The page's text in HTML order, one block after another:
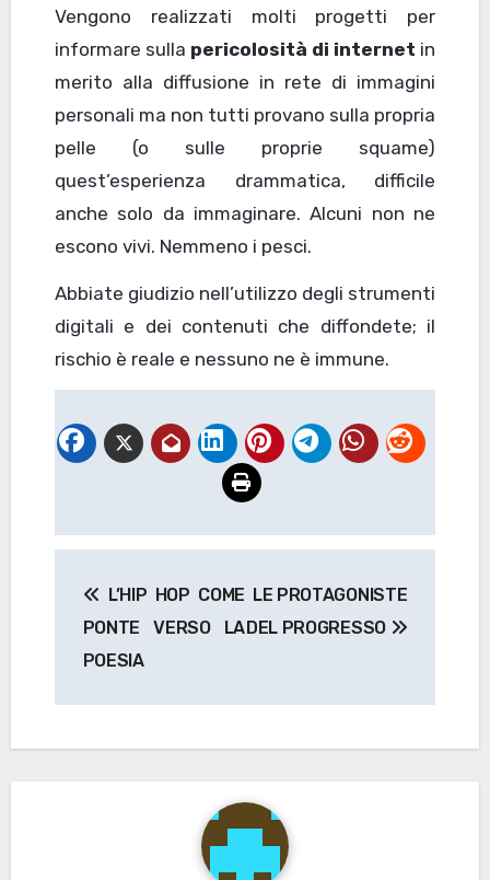
Vengono realizzati molti progetti per
informare sulla pericolosità di internet in
merito alla diffusione in rete di immagini
personali ma non tutti provano sulla propria
pelle (o sulle proprie squame)
quest’esperienza drammatica, difficile
anche solo da immaginare. Alcuni non ne
escono vivi. Nemmeno i pesci.
Abbiate giudizio nell’utilizzo degli strumenti
digitali e dei contenuti che diffondete; il
rischio è reale e nessuno ne è immune.
articoli
L’HIP HOP COME
PONTE VERSO LA
POESIA
LE PROTAGONISTE
DEL PROGRESSO